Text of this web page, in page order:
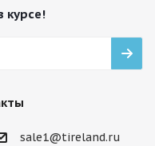
курсе!
sale1@tireland.ru